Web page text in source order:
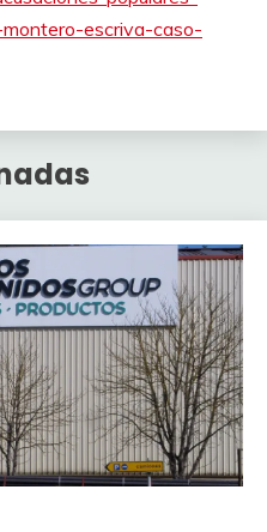
escriva-caso-